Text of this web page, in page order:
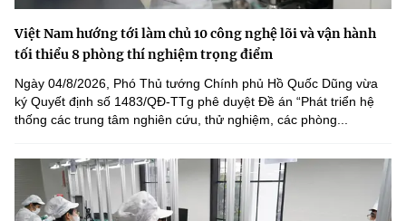
Việt Nam hướng tới làm chủ 10 công nghệ lõi và vận hành
tối thiểu 8 phòng thí nghiệm trọng điểm
Ngày 04/8/2026, Phó Thủ tướng Chính phủ Hồ Quốc Dũng vừa
ký Quyết định số 1483/QĐ-TTg phê duyệt Đề án “Phát triển hệ
thống các trung tâm nghiên cứu, thử nghiệm, các phòng...